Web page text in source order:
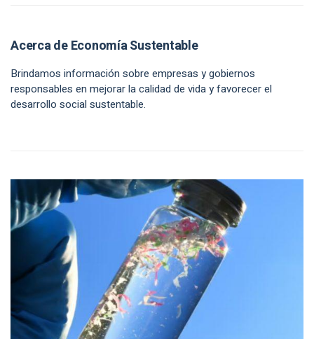
Acerca de Economía Sustentable
Brindamos información sobre empresas y gobiernos
responsables en mejorar la calidad de vida y favorecer el
desarrollo social sustentable.